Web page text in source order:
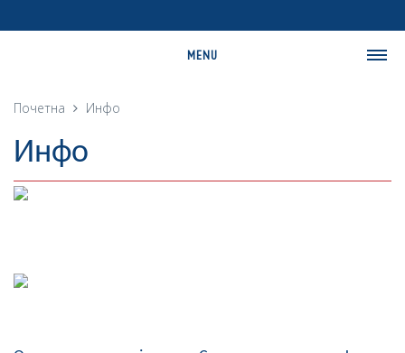
MENU
Историја
Географија
НАЧЕЛНИК
Почетна Инфо
Инфо